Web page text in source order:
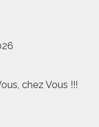
chez Vous !!!